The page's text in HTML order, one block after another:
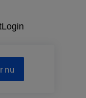
nu
Login